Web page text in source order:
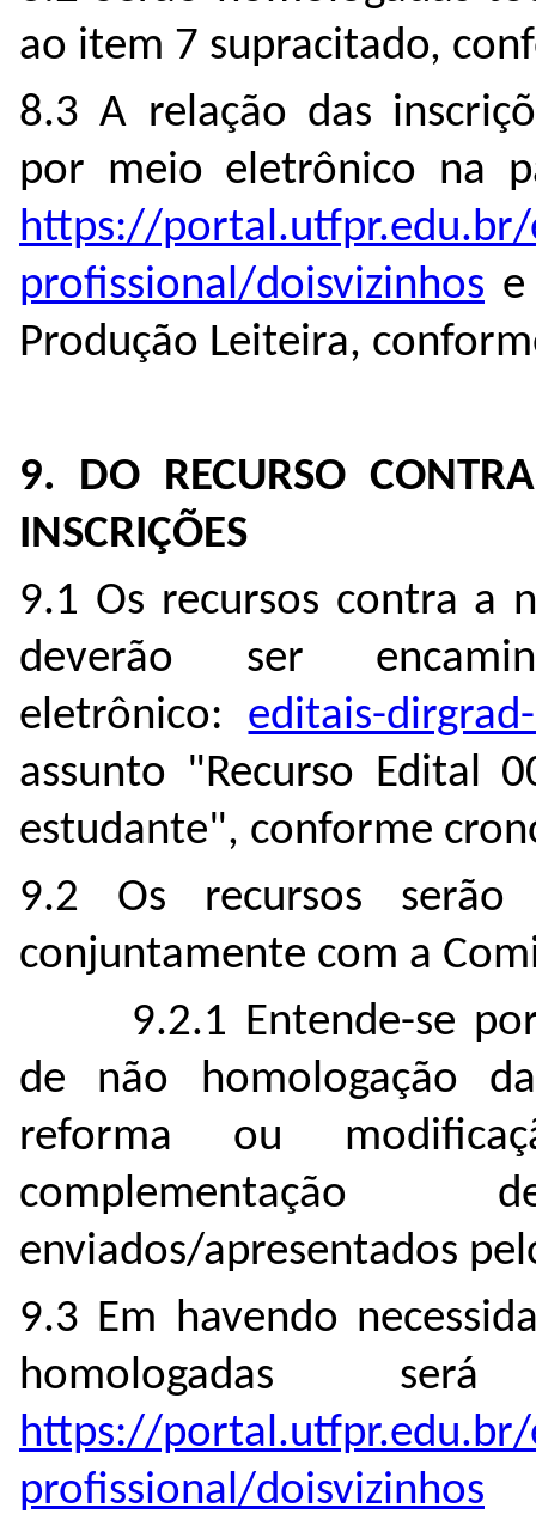
ao item 7 supracitado,
8.3 A relação das
por meio eletrônico na
https://portal.utfpr.edu.br/
profissional/doisvizinhos
Produção Leiteira,
9. DO RECURSO
INSCRIÇÕES
9.1 Os recursos contra a
deverão ser
eletrônico: editais-
assunto "Recurso Edital
estudante", conforme
9.2 Os recursos serão
conjuntamente com a
9.2.1 Entende-se
de não homologação
reforma ou
enviados/apresentados
9.3 Em havendo
homologadas
https://portal.utfpr.edu.br/
profissional/doisvizinhos